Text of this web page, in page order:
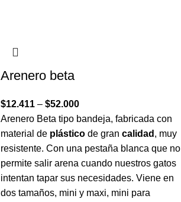
Arenero beta
$12.411 – $52.000
Arenero Beta tipo bandeja, fabricada con
material de plástico de gran calidad , muy
resistente. Con una pestaña blanca que no
permite salir arena cuando nuestros gatos
intentan tapar sus necesidades. Viene en
dos tamaños, mini y maxi, mini para